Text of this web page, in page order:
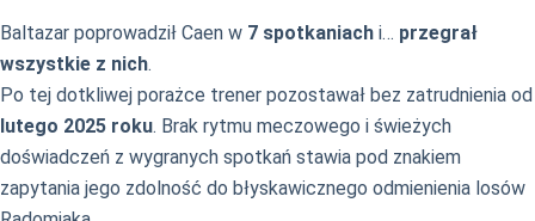
Baltazar poprowadził Caen w 7 spotkaniach i… przegrał
wszystkie z nich.
Po tej dotkliwej porażce trener pozostawał bez zatrudnienia od
lutego 2025 roku. Brak rytmu meczowego i świeżych
doświadczeń z wygranych spotkań stawia pod znakiem
zapytania jego zdolność do błyskawicznego odmienienia losów